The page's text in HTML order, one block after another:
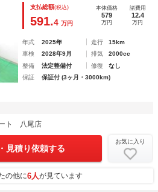
９アルミ チルトステア
支払総額(税込)
591.4 万円
本体価格
579
万円
諸費用
12.4
万円
年式 2025年 走行
15km
車検
2028年9月 排気
2000cc
整備
法定整備付 修復
なし
保証
保証付 (3ヶ月・3000km)
ート 八尾店
見積り依頼する
お気に入り
の他に6人が見ています